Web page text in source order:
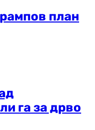
план
га за дрво